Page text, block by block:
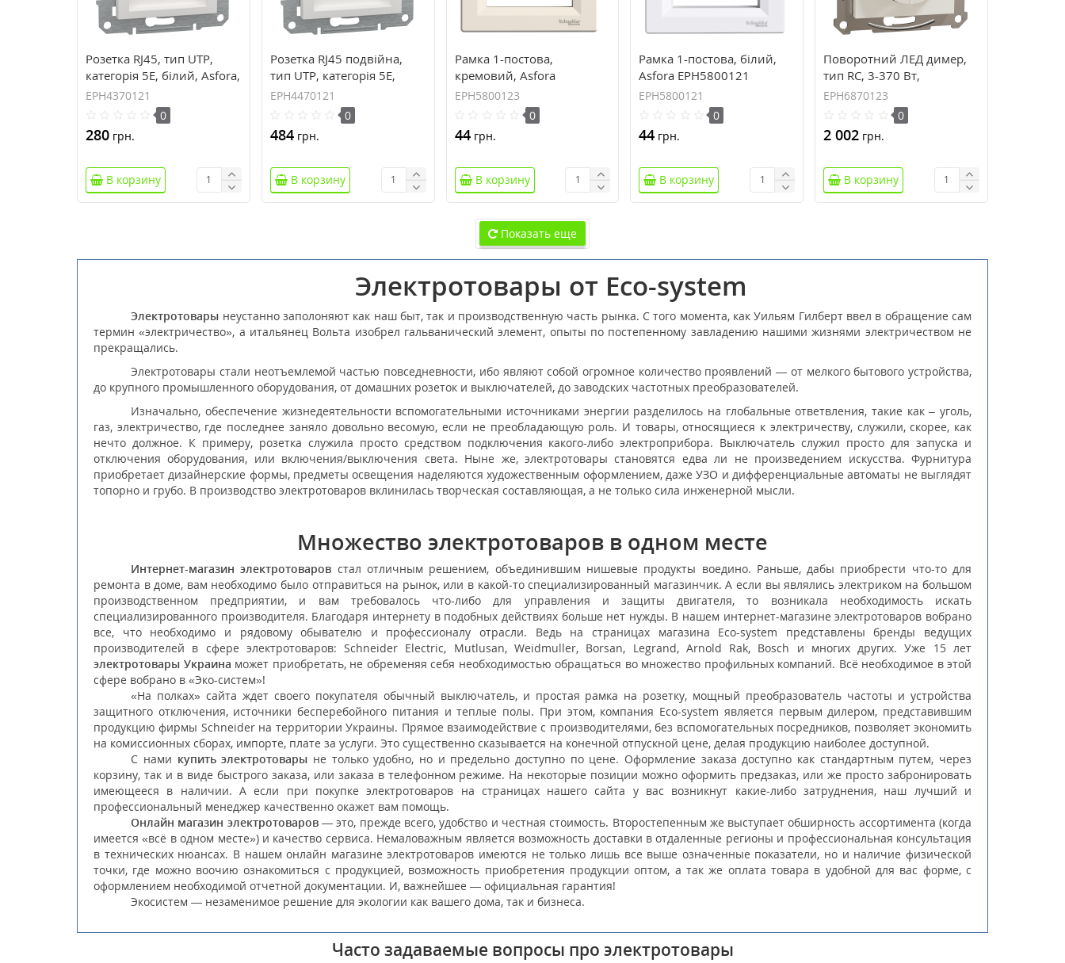
Розетка RJ45, тип UTP,
категорія 5E, білий, Asfora,
без рамки EPH4370121
EPH4370121
0
280 грн.
В корзину
Розетка RJ45 подвійна,
тип UTP, категорія 5E,
білий, Asfora, без рамки
EPH4470121
EPH4470121
0
484грн.
В корзину
Рамка 1-постова,
кремовий, Asfora
EPH5800123
EPH5800123
0
44грн.
В корзину
Рамка 1-постова, білий,
Asfora EPH5800121
EPH5800121
0
44 грн.
В корзину
Поворотний ЛЕД димер,
тип RC, 3-370 Вт,
кремовий, Asfora, без
рамки EPH6870123
EPH6870123
0
2 002 грн.
В корзину
Показать еще
Электротовары от Eco-system
Электротовары неустанно заполоняют как наш быт, так и производственную часть рынка. С того момента, как Уильям Гилберт ввел в обращение сам
термин «электричество», а итальянец Вольта изобрел гальванический элемент, опыты по постепенному завладению нашими жизнями электричеством не
прекращались.
Электротовары стали неотъемлемой частью повседневности, ибо являют собой огромное количество проявлений — от мелкого бытового устройства,
до крупного промышленного оборудования, от домашних розеток и выключателей, до заводских частотных преобразователей.
Изначально, обеспечение жизнедеятельности вспомогательными источниками энергии разделилось на глобальные ответвления, такие как – уголь,
газ, электричество, где последнее заняло довольно весомую, если не преобладающую роль. И товары, относящиеся к электричеству, служили, скорее, как
нечто должное. К примеру, розетка служила просто средством подключения какого-либо электроприбора. Выключатель служил просто для запуска и
отключения оборудования, или включения/выключения света. Ныне же, электротовары становятся едва ли не произведением искусства. Фурнитура
приобретает дизайнерские формы, предметы освещения наделяются художественным оформлением, даже УЗО и дифференциальные автоматы не выглядят
топорно и грубо. В производство электротоваров вклинилась творческая составляющая, а не только сила инженерной мысли.
Множество электротоваров в одном месте
Интернет-магазин электротоваров стал отличным решением, объединившим нишевые продукты воедино. Раньше, дабы приобрести что-то для
ремонта в доме, вам необходимо было отправиться на рынок, или в какой-то специализированный магазинчик. А если вы являлись электриком на большом
производственном предприятии, и вам требовалось что-либо для управления и защиты двигателя, то возникала необходимость искать
специализированного производителя. Благодаря интернету в подобных действиях больше нет нужды. В нашем интернет-магазине электротоваров вобрано
все, что необходимо и рядовому обывателю и профессионалу отрасли. Ведь на страницах магазина Eco-system
представлены бренды ведущих
производителей в сфере электротоваров:Schneider Electric, Mutlusan, Weidmuller, Borsan, Legrand, Arnold Rak, Bosch
и многих других. Уже 15 лет
электротовары Украина может приобретать, не обременяя себя необходимостью обращаться во множество профильных компаний. Всё необходимое в этой
сфере вобрано в «Эко-систем»!
«На полках» сайта ждет своего покупателя обычный выключатель, и простая рамка на розетку, мощный преобразователь частоты и устройства
защитного отключения, источники бесперебойного питания и теплые полы. При этом, компания Eco-system является первым дилером, представившим
продукцию фирмы Schneider на территории Украины. Прямое взаимодействие с производителями, без вспомогательных посредников, позволяет экономить
на комиссионных сборах, импорте, плате за услуги. Это существенно сказывается на конечной отпускной цене, делая продукцию наиболее доступной.
С нами купить электротовары не только удобно, но и предельно доступно по цене. Оформление заказа доступно как стандартным путем, через
корзину, так и в виде быстрого заказа, или заказа в телефонном режиме. На некоторые позиции можно оформить предзаказ, или же просто забронировать
имеющееся в наличии. А если при покупке электротоваров на страницах нашего сайта у вас возникнут какие-либо затруднения, наш лучший и
профессиональный менеджер качественно окажет вам помощь.
Онлайн магазин электротоваров— это, прежде всего, удобство и честная стоимость. Второстепенным же выступает обширность ассортимента (когда
имеется «всё в одном месте») и качество сервиса. Немаловажным является возможность доставки в отдаленные регионы и профессиональная консультация
в технических нюансах. В нашем онлайн магазине электротоваров имеются не только лишь все выше означенные показатели, но и наличие физической
точки, где можно воочию ознакомиться с продукцией, возможность приобретения продукции оптом, а так же оплата товара в удобной для вас форме, с
оформлением необходимой отчетной документации. И, важнейшее — официальная гарантия!
Экосистем — незаменимое решение для экологии как вашего дома, так и бизнеса.
Часто задаваемые вопросы про электротовары